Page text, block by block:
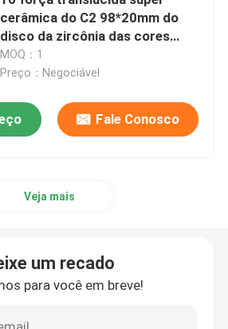
zircônia
cerâmica do C2 98*20mm do
disco da zircônia das cores
1100Mpa
MOQ：1
Preço：Negociável
Fale Conosco
Veja mais
um recado
para você em breve!